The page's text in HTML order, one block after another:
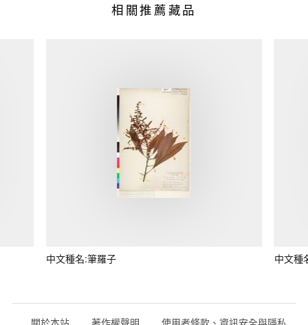
相關推薦藏品
中文種名:筆羅子 中文種
關於本站 著作權聲明 使用者條款、資訊安全與隱私